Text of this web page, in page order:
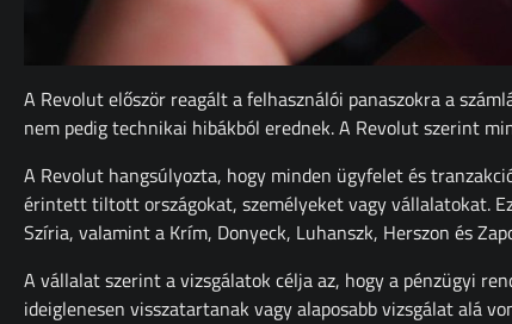
A Revolut először reagált a felhasználói panaszokra a
nem pedig technikai hibákból erednek. A Revolut szerint
A Revolut hangsúlyozta, hogy minden ügyfelet és
érintett tiltott országokat, személyeket vagy vállalatokat.
Szíria, valamint a Krím, Donyeck, Luhanszk, Herszon és
A vállalat szerint a vizsgálatok célja az, hogy a pénzügyi
ideiglenesen visszatartanak vagy alaposabb vizsgálat alá